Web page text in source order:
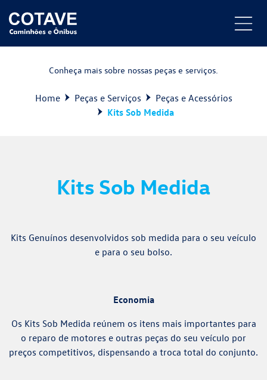
Conheça mais sobre nossas peças e serviços.
Home Peças e Serviços
Peças e Acessórios
Kits Sob Medida
Kits Sob Medida
Kits Genuínos desenvolvidos sob medida para o seu veículo
e para o seu bolso.
Economia
Os Kits Sob Medida reúnem os itens mais importantes para
o reparo de motores e outras peças do seu veículo por
preços competitivos, dispensando a troca total do conjunto.